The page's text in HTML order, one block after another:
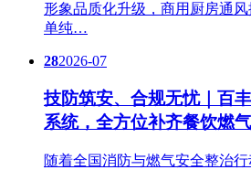
形象品质化升级，商用厨房通
单纯…
282026-07
技防筑安、合规无忧｜百
系统，全方位补齐餐饮燃
随着全国消防与燃气安全整治